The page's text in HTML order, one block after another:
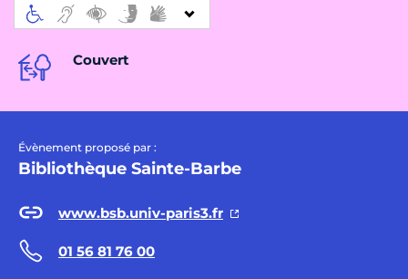
Couvert
Évènement proposé par :
Bibliothèque Sainte-Barbe
www.bsb.univ-paris3.fr
01 56 81 76 00